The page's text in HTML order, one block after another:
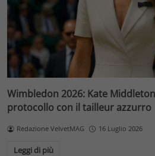
Wimbledon 2026: Kate
protocollo con il tailleur azzurro
Redazione VelvetMAG 16 Luglio 2026
Leggi di più